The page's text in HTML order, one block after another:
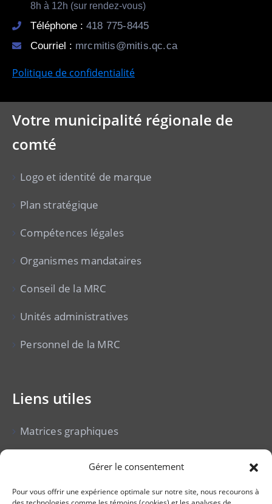
Gérer le consentement
Pour vous offrir une expérience optimale sur notre site, nous recourons à
8h à 12h (sur rendez-vous)
Téléphone : 418 775-8445
Courriel : mrcmitis@mitis.qc.ca
Politique de confidentialité
Votre municipalité régionale de
comté
Logo et identité de marque
Plan stratégique
Compétences légales
Organismes mandataires
Conseil de la MRC
Unités administratives
Personnel de la MRC
Liens utiles
Matrices graphiques
Vente pour non-paiement de taxes